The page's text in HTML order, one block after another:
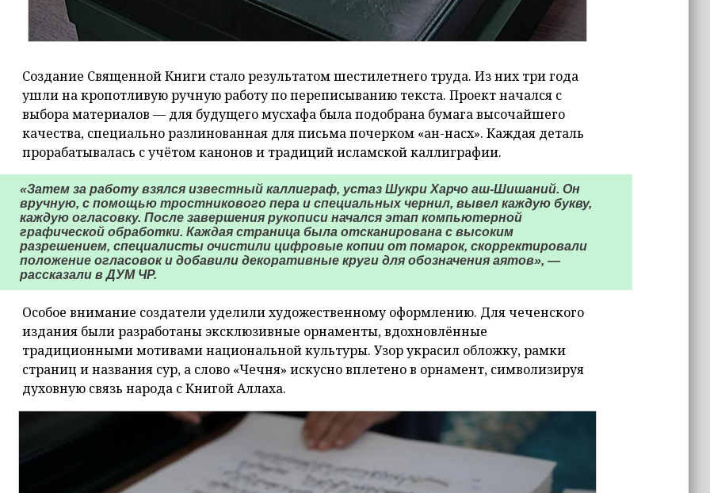
Создание Священной Книги стало результатом шестилетнего труда. Из них три года
ушли на кропотливую ручную работу по переписыванию текста. Проект начался с
выбора материалов — для будущего мусхафа была подобрана бумага высочайшего
качества, специально разлинованная для письма почерком «ан-насх». Каждая деталь
прорабатывалась с учётом канонов и традиций исламской каллиграфии.
«Затем за работу взялся известный каллиграф, устаз Шукри Харчо аш-Шишаний. Он
вручную, с помощью тростникового пера и специальных чернил, вывел каждую букву,
каждую огласовку. После завершения рукописи начался этап компьютерной
графической обработки. Каждая страница была отсканирована с высоким
разрешением, специалисты очистили цифровые копии от помарок, скорректировали
положение огласовок и добавили декоративные круги для обозначения аятов», —
рассказали в ДУМ ЧР.
Особое внимание создатели уделили художественному оформлению. Для чеченского
издания были разработаны эксклюзивные орнаменты, вдохновлённые
традиционными мотивами национальной культуры. Узор украсил обложку, рамки
страниц и названия сур, а слово «Чечня» искусно вплетено в орнамент, символизируя
духовную связь народа с Книгой Аллаха.